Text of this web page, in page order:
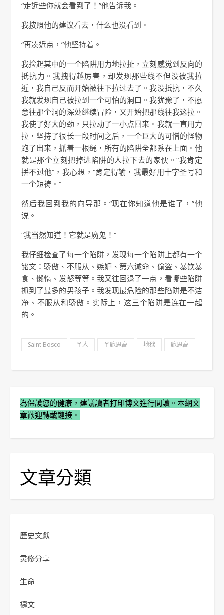
“走近些你就会看到了！”他告诉我。
我按照他的建议看去，什么也没看到。
“再凑近点，”他坚持着。
我捡起其中的一个陷阱用力地拉扯，立刻感觉到反向的
抵抗力。我拽得越厉害，却发现那些线不但没被我拉
近，我自己反而开始被往下拉过去了。我没抵抗，不久
我就发现自己被拉到一个可怕的洞口。我犹豫了，不愿
意往那个洞的深处继续冒险，又开始把那线往我这拉。
我使了好大的劲，只拉动了一小点回来。我就一直用力
拉，坚持了很长一段时间之后，一个巨大的可憎的怪物
跑了出来，抓着一根绳，所有的陷阱全都系在上面。他
就是那个立刻把掉进陷阱的人拉下去的家伙。“我肯定
拼不过他”，我心想，“肯定得输，我最好用十字圣号和
一个短祷。”
然后我回到我的向导那。“现在你知道他是谁了，”他
说。
“我当然知道！它就是魔鬼！”
我仔细检查了每一个陷阱，发现每一个陷阱上都有一个
铭文：骄傲、不服从、嫉妒、第六诫命、偷盗、暴饮暴
食、懒惰、发怒等等。我又往回退了一点，看哪些陷阱
抓到了最多的男孩子。我发现最危险的那些陷阱是不洁
净、不服从和骄傲。实际上，这三个陷阱是连在一起
的。
Saint Bosco 圣人 圣鲍思高 地狱 鲍思高
為保護您的健康，建議讀者打印博文進行閲讀。本網文
章歡迎轉載鏈接。
文章分類
歷史文獻
灵修分享
生命
禱文